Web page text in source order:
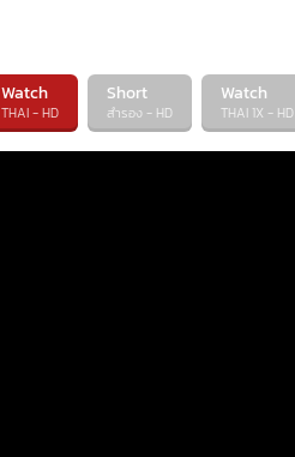
Watch
THAI - HD
Short
สำรอง - HD
Watch
THAI 1X - HD